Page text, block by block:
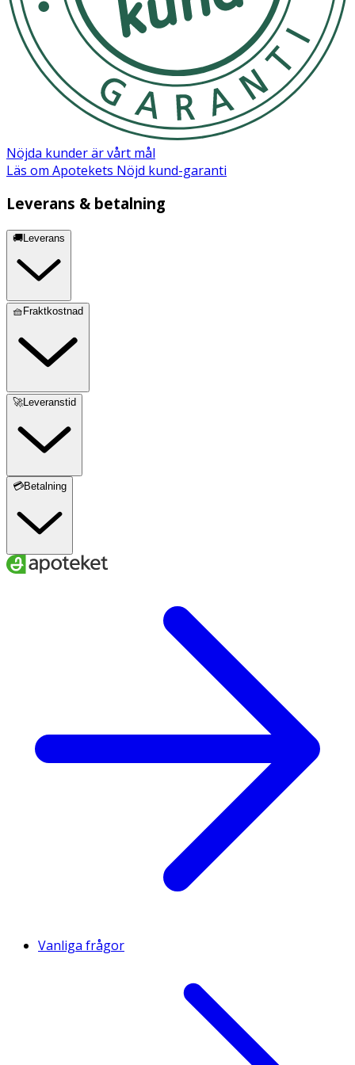
Nöjda kunder är vårt mål
Läs om Apotekets Nöjd kund-garanti
Leverans & betalning
🚚Leverans
🧺Fraktkostnad
🚀Leveranstid
💳Betalning
Vanliga frågor